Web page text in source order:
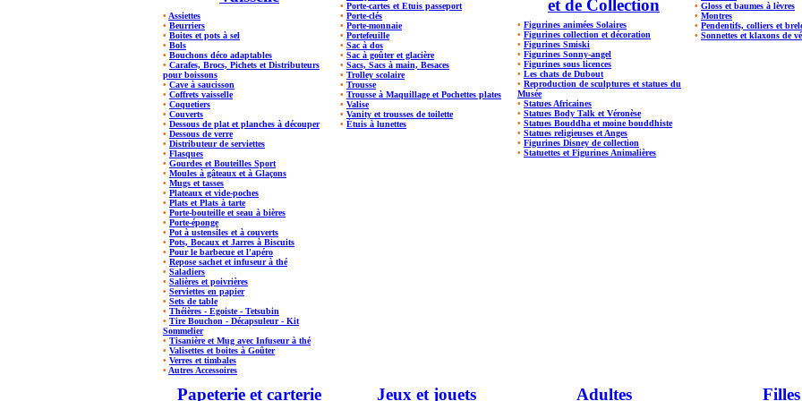
• Assiettes
• Beurriers
• Boites et pots à sel
• Bols
• Bouchons déco adaptables
• Carafes, Brocs, Pichets et Distributeurs
pour boissons
• Cave à saucisson
• Coffrets vaisselle
• Coquetiers
• Couverts
• Dessous de plat et planches à découper
• Dessous de verre
• Distributeur de serviettes
• Flasques
• Gourdes et Bouteilles Sport
• Moules à gâteaux et à Glaçons
• Mugs et tasses
• Plateaux et vide-poches
• Plats et Plats à tarte
• Porte-bouteille et seau à bières
• Porte-éponge
• Pot à ustensiles et à couverts
• Pots, Bocaux et Jarres à Biscuits
• Pour le barbecue et l'apéro
• Repose sachet et infuseur à thé
• Saladiers
• Salières et poivrières
• Serviettes en papier
• Sets de table
• Théières - Egoiste - Tetsubin
• Tire Bouchon - Décapsuleur - Kit
Sommelier
• Tisanière et Mug avec Infuseur à thé
• Valisettes et boites à Goûter
• Verres et timbales
• Autres Accessoires
• Porte-cartes et Etuis passeport
• Porte-clés
• Porte-monnaie
• Portefeuille
• Sac à dos
• Sac à goûter et glacière
• Sacs, Sacs à main, Besaces
• Trolley scolaire
• Trousse
• Trousse à Maquillage et Pochettes plates
• Valise
• Vanity et trousses de toilette
• Étuis à lunettes
et de Collection
• Figurines animées Solaires
• Figurines collection et décoration
• Figurines Smiski
• Figurines Sonny-angel
• Figurines sous licences
• Les chats de Dubout
• Reproduction de sculptures et statues du
Musée
• Statues Africaines
• Statues Body Talk et Véronèse
• Statues Bouddha et moine bouddhiste
• Statues religieuses et Anges
• Figurines Disney de collection
• Statuettes et Figurines Animalières
• Gloss et baumes à lèvres
• Montres
• Pendentifs, colliers et
• Sonnettes et klaxons de
Papeterie et carterie Jeux et jouets Adultes Filles